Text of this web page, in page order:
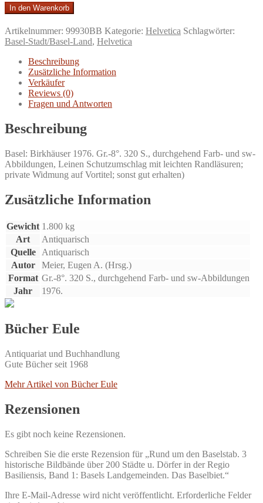
Rund
um
den
Baselstab.
3
historische
Bildbände
über
Städte
Dörfer
in
Regio
Basiliensis,
Band
Basels
Landgemeinden.
Baselbiet.
Menge
In den Warenkorb
Artikelnummer: 99930BB Kategorie: Helvetica Schlagwörter:
Basel-Stadt/Basel-Land, Helvetica
Beschreibung
Zusätzliche Information
Verkäufer
Reviews (0)
Fragen und Antworten
Beschreibung
Basel: Birkhäuser 1976. Gr.-8°. 320 S., durchgehend Farb- und sw-
Abbildungen, Leinen Schutzumschlag mit leichten Randläsuren;
private Widmung auf Vortitel; sonst gut erhalten)
Zusätzliche Information
Gewicht 1.800 kg
Art
Antiquarisch
Quelle
Antiquarisch
Autor
Meier, Eugen A. (Hrsg.)
Format Gr.-8°. 320 S., durchgehend Farb- und sw-Abbildungen
Jahr
1976.
Bücher Eule
Antiquariat und Buchhandlung
Gute Bücher seit 1968
Mehr Artikel von Bücher Eule
Rezensionen
Es gibt noch keine Rezensionen.
Schreiben Sie die erste Rezension für „Rund um den Baselstab. 3
historische Bildbände über 200 Städte u. Dörfer in der Regio
Basiliensis, Band 1: Basels Landgemeinden. Das Baselbiet.“
Ihre E-Mail-Adresse wird nicht veröffentlicht. Erforderliche Felder